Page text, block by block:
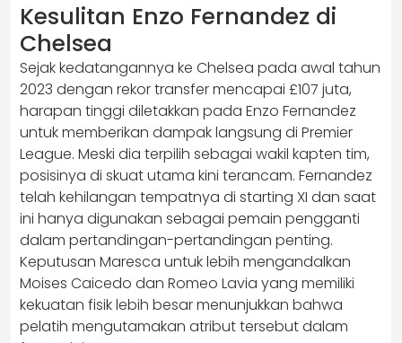
Kesulitan Enzo Fernandez di
Chelsea
Sejak kedatangannya ke Chelsea pada awal tahun
2023 dengan rekor transfer mencapai £107 juta,
harapan tinggi diletakkan pada Enzo Fernandez
untuk memberikan dampak langsung di Premier
League. Meski dia terpilih sebagai wakil kapten tim,
posisinya di skuat utama kini terancam. Fernandez
telah kehilangan tempatnya di starting XI dan saat
ini hanya digunakan sebagai pemain pengganti
dalam pertandingan-pertandingan penting.
Keputusan Maresca untuk lebih mengandalkan
Moises Caicedo dan Romeo Lavia yang memiliki
kekuatan fisik lebih besar menunjukkan bahwa
pelatih mengutamakan atribut tersebut dalam